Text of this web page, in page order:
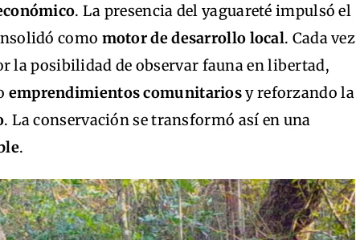
. La presencia del yaguareté impulsó el
como motor de desarrollo local. Cada vez
la posibilidad de observar fauna en libertad,
emprendimientos comunitariosy reforzando la
. La conservación se transformó así en una
.